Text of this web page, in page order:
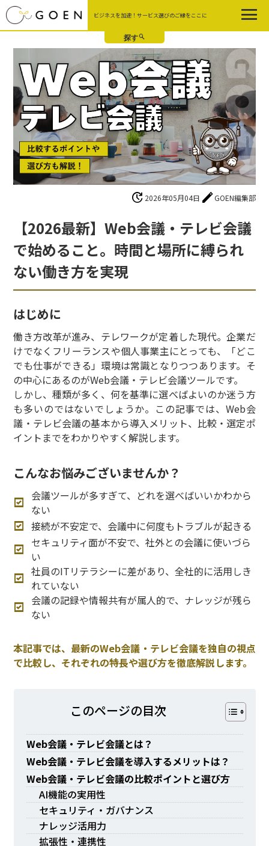
Skip
to
the
content
ビジネスを加速！サービス選びのご縁をここに
update 2026年05月04日 editGOEN編集部
【2026最新】Web会議・テレビ会議
で始めること。時間と場所に縛られ
ない働き方を実現
はじめに
働き方改革が進み、テレワークが定着した現代。企業だ
けでなくフリーランスや個人事業主にとっても、「どこ
でも仕事ができる」環境は常識となりつつあります。そ
の中心にあるのがWeb会議・テレビ会議ツールです。
しかし、種類が多く、何を基準に選べばよいのか迷う方
も多いのではないでしょうか。この記事では、Web会
議・テレビ会議の基本から導入メリット、比較・選定ポ
イントまでをわかりやすく解説します。
こんなお悩みございませんか？
会議ツールが多すぎて、どれを選べばいいかわから
ない
接続が不安定で、会議中に何度もトラブルが起きる
セキュリティ面が不安で、社外との会議に使いづら
い
社員のITリテラシーに差があり、全社的に活用しき
れていない
会議の記録や情報共有が属人的で、ナレッジが残ら
ない
本記事では、最新のWeb会議・テレビ会議を独自の視点
で比較し、それぞれの特長や選び方を徹底解説します。
このページの⽬次
Web会議・テレビ会議とは？
Web会議・テレビ会議を導入するメリットは？
Web会議・テレビ会議の比較ポイントと選び方
AI機能の実用性
セキュリティ・ガバナンス
ナレッジ活用力
拡張性・連携性